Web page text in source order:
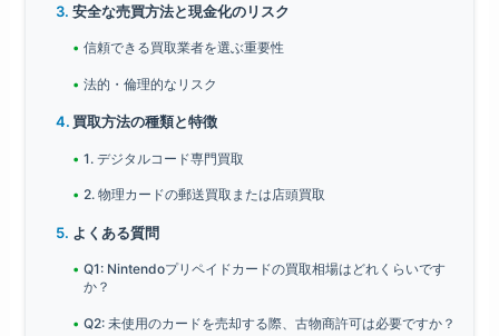
安全な売買方法と現金化のリスク
信頼できる買取業者を選ぶ重要性
法的・倫理的なリスク
買取方法の種類と特徴
1. デジタルコード専門買取
2. 物理カードの郵送買取または店頭買取
よくある質問
Q1: Nintendoプリペイドカードの買取相場はどれくらいです
か？
Q2: 未使用のカードを売却する際、古物商許可は必要ですか？